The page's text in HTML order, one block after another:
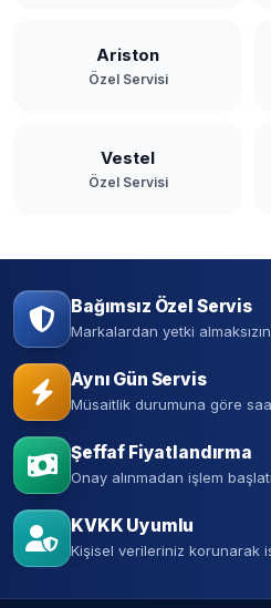
Ariston
Özel Servisi
Vestel
Özel Servisi
Bağımsız Özel Servis
Markalardan yetki
Aynı Gün Servis
Müsaitlik durumuna göre
Şeffaf Fiyatlandırma
Onay alınmadan işlem
KVKK Uyumlu
Kişisel verileriniz korunarak